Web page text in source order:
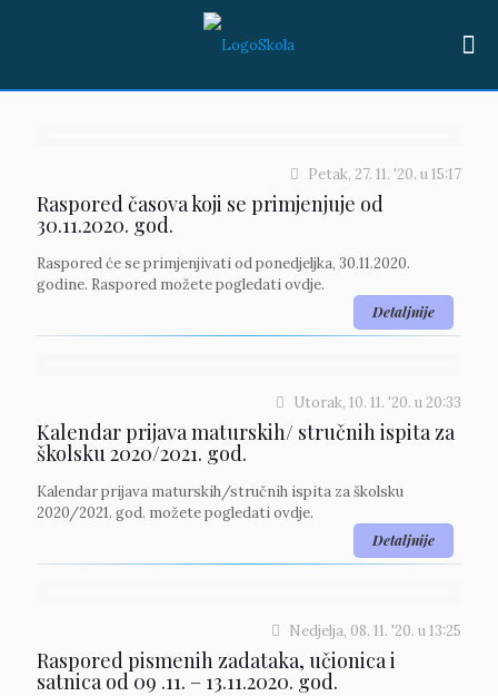
Petak, 27. 11. '20. u15:17
Raspored časova koji se primjenjuje od
30.11.2020. god.
Raspored će se primjenjivati od ponedjeljka, 30.11.2020.
godine. Raspored možete pogledati ovdje.
Detaljnije
Utorak, 10. 11. '20. u 20:33
Kalendar prijava maturskih/ stručnih ispita za
školsku 2020/2021. god.
Kalendar prijava maturskih/stručnih ispita za školsku
2020/2021. god. možete pogledati ovdje.
Detaljnije
Nedjelja, 08. 11. '20. u13:25
Raspored pismenih zadataka, učionica i
satnica od 09 .11. – 13.11.2020. god.